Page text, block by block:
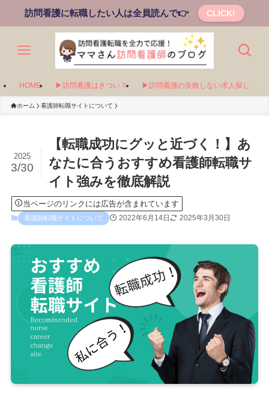
訪問看護に転職したい人は全員読んで👉 CLICK!
HOME ▶訪問看護はきつい？ ▶訪問看護の失敗しない求人探し
ホーム 看護師転職サイトについて
【転職成功にグッと近づく！】あ
なたに合うおすすめ看護師転職サ
イト強みを徹底解説
2025
3/30
当ページのリンクには広告が含まれています
看護師転職サイトについて 2022年6月14日 2025年3月30日